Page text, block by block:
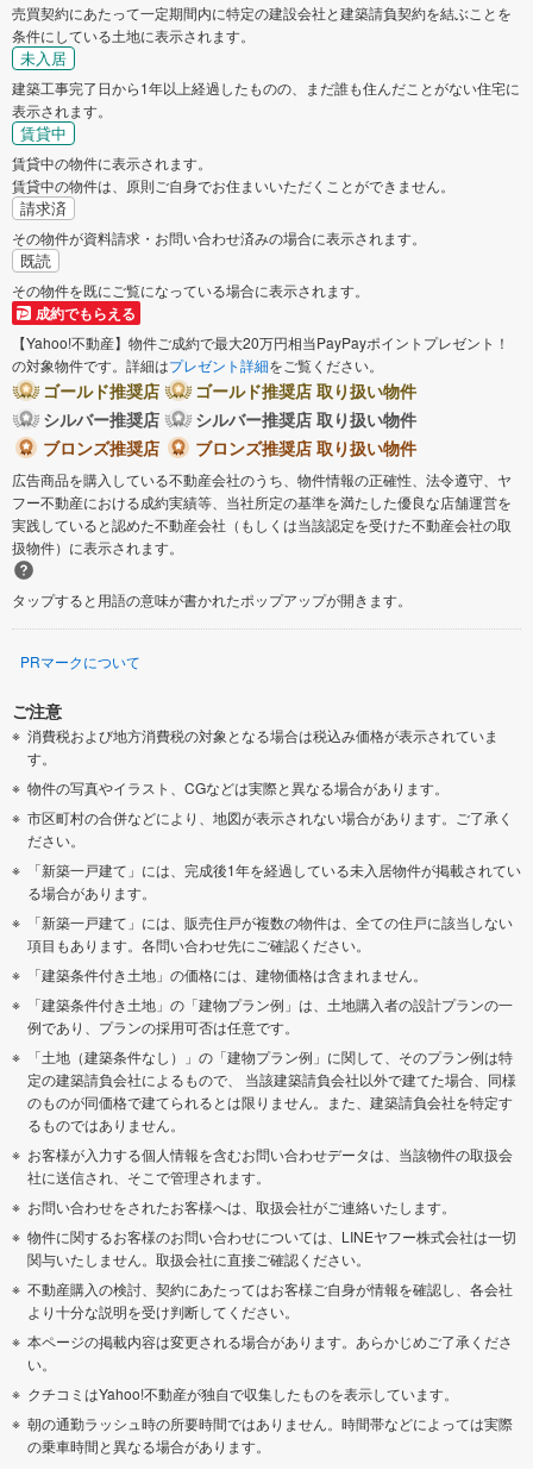
売買契約にあたって一定期間内に特定の建設会社と建築請負契約を結ぶことを
条件にしている土地に表示されます。
未入居
建築工事完了日から1年以上経過したものの、まだ誰も住んだことがない住宅に
表示されます。
賃貸中
賃貸中の物件に表示されます。
賃貸中の物件は、原則ご自身でお住まいいただくことができません。
請求済
その物件が資料請求・お問い合わせ済みの場合に表示されます。
既読
その物件を既にご覧になっている場合に表示されます。
成約でもらえる
【Yahoo!不動産】物件ご成約で最大20万円相当PayPayポイントプレゼント！
の対象物件です。詳細はプレゼント詳細をご覧ください。
ゴールド推奨店
ゴールド推奨店 取り扱い物件
シルバー推奨店
シルバー推奨店 取り扱い物件
ブロンズ推奨店
ブロンズ推奨店 取り扱い物件
広告商品を購入している不動産会社のうち、物件情報の正確性、法令遵守、ヤ
フー不動産における成約実績等、当社所定の基準を満たした優良な店舗運営を
実践していると認めた不動産会社（もしくは当該認定を受けた不動産会社の取
扱物件）に表示されます。
タップすると用語の意味が書かれたポップアップが開きます。
PRマークについて
ご注意
消費税および地方消費税の対象となる場合は税込み価格が表示されていま
す。
物件の写真やイラスト、CGなどは実際と異なる場合があります。
市区町村の合併などにより、地図が表示されない場合があります。ご了承く
ださい。
「新築一戸建て」には、完成後1年を経過している未入居物件が掲載されてい
る場合があります。
「新築一戸建て」には、販売住戸が複数の物件は、全ての住戸に該当しない
項目もあります。各問い合わせ先にご確認ください。
「建築条件付き土地」の価格には、建物価格は含まれません。
「建築条件付き土地」の「建物プラン例」は、土地購入者の設計プランの一
例であり、プランの採用可否は任意です。
「土地（建築条件なし）」の「建物プラン例」に関して、そのプラン例は特
定の建築請負会社によるもので、 当該建築請負会社以外で建てた場合、同様
のものが同価格で建てられるとは限りません。また、建築請負会社を特定す
るものではありません。
お客様が入力する個人情報を含むお問い合わせデータは、当該物件の取扱会
社に送信され、そこで管理されます。
お問い合わせをされたお客様へは、取扱会社がご連絡いたします。
物件に関するお客様のお問い合わせについては、LINEヤフー株式会社は一切
関与いたしません。取扱会社に直接ご確認ください。
不動産購入の検討、契約にあたってはお客様ご自身が情報を確認し、各会社
より十分な説明を受け判断してください。
本ページの掲載内容は変更される場合があります。あらかじめご了承くださ
い。
クチコミはYahoo!不動産が独自で収集したものを表示しています。
朝の通勤ラッシュ時の所要時間ではありません。時間帯などによっては実際
の乗車時間と異なる場合があります。